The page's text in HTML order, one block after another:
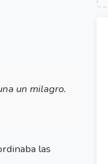
un milagro.
las